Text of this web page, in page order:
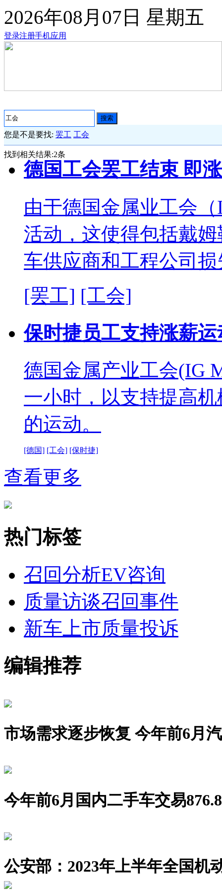
2026年08月07日 星期五
登录注册手机应用
搜索
您是不是要找: 罢工 工会
找到相关结果:2条
德国工会罢工结束 即
由于德国金属业工会
活动，这使得包括戴
车供应商和工程公司
[罢工] [工会]
保时捷员工支持涨薪
德国金属产业工会(IG
一小时，以支持提高
的运动。
[德国] [工会] [保时捷]
查看更多
热门标签
召回分析EV咨询
质量访谈召回事件
新车上市质量投诉
编辑推荐
市场需求逐步恢复 今年前6月
今年前6月国内二手车交易
公安部：2023年上半年全国机